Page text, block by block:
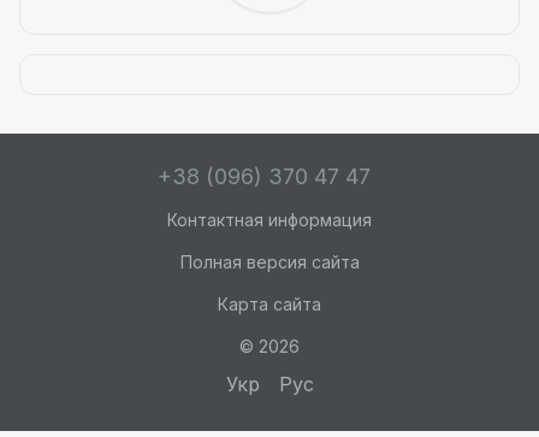
+38 (096) 370 47 47
Контактная информация
Полная версия сайта
Карта сайта
© 2026
Укр Рус